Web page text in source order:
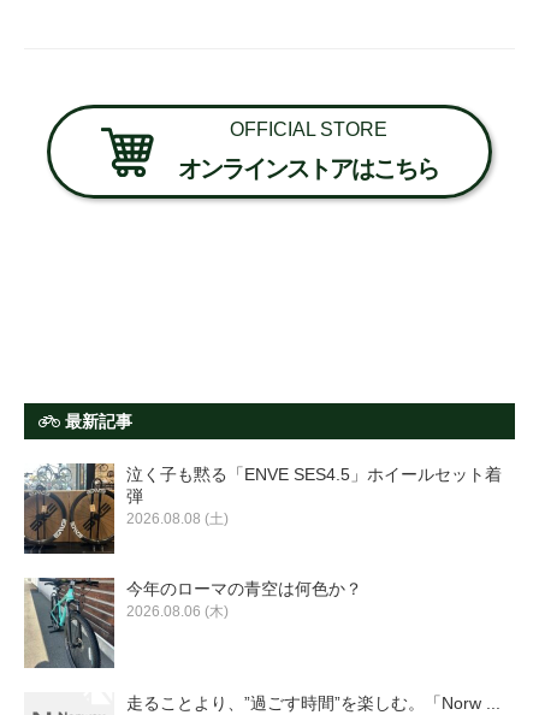
OFFICIAL STORE
オンラインストアはこちら
最新記事
泣く子も黙る「ENVE SES4.5」ホイールセット着
弾
2026.08.08 (土)
今年のローマの青空は何色か？
2026.08.06 (木)
走ることより、”過ごす時間”を楽しむ。「Norw ...